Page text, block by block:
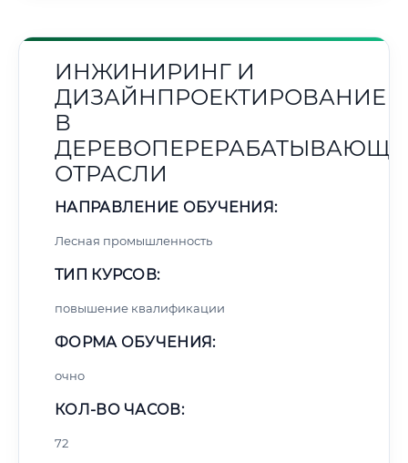
ИНЖИНИРИНГ И
ДИЗАЙНПРОЕКТИРОВАНИЕ
В
ОТРАСЛИ
НАПРАВЛЕНИЕ ОБУЧЕНИЯ:
Лесная промышленность
ТИП КУРСОВ:
повышение квалификации
ФОРМА ОБУЧЕНИЯ:
очно
КОЛ-ВО ЧАСОВ:
72